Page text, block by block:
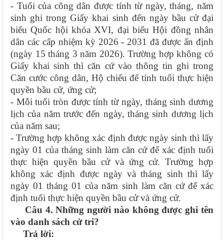
- Tuổi của công dân được tính từ ngày, tháng, năm
sinh ghi trong Giấy khai sinh đến ngày bầu cử đại
biểu Quốc hội khóa XVI, đại biểu Hội đồng nhân
dân các cấp nhiệm kỳ 2026 - 2031 đã được ấn định
(ngày 15 tháng 3 năm 2026). Trường hợp không có
Giấy khai sinh thì căn cứ vào thông tin ghi trong
Căn cước công dân, Hộ chiếu để tính tuổi thực hiện
quyền bầu cử, ứng cử;
- Mỗi tuổi tròn được tính từ ngày, tháng sinh dương
lịch của năm trước đến ngày, tháng sinh dương lịch
của năm sau;
- Trường hợp không xác định được ngày sinh thì lấy
ngày 01 của tháng sinh làm căn cứ để xác định tuổi
thực hiện quyền bầu cử và ứng cử. Trường hợp
không xác định được ngày và tháng sinh thì lấy
ngày 01 tháng 01 của năm sinh làm căn cứ để xác
định tuổi thực hiện quyền bầu cử và ứng cử.
Câu 4. Những người nào không được ghi tên
vào danh sách cử tri?
Trả lời: